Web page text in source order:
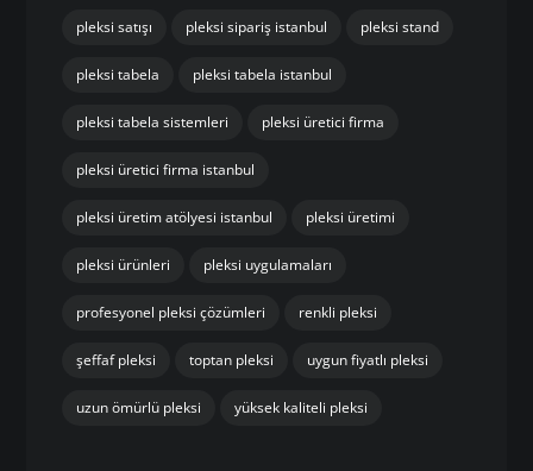
pleksi satışı pleksi sipariş istanbul pleksi stand
pleksi tabela pleksi tabela istanbul
pleksi tabela sistemleri pleksi üretici firma
pleksi üretici firma istanbul
pleksi üretim atölyesi istanbul pleksi üretimi
pleksi ürünleri pleksi uygulamaları
profesyonel pleksi çözümleri renkli pleksi
şeffaf pleksi toptan pleksi uygun fiyatlı pleksi
uzun ömürlü pleksi yüksek kaliteli pleksi